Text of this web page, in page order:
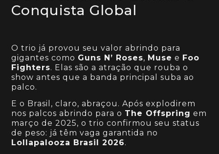
Conquista Global
O trio já provou seu valor abrindo para
gigantes como Guns N’ Roses, Muse e Foo
Fighters. Elas são a atração que rouba o
show antes que a banda principal suba ao
palco.
E o Brasil, claro, abraçou. Após explodirem
nos palcos abrindo para o The Offspring em
março de 2025, o trio confirmou seu status
de peso: já têm vaga garantida no
Lollapalooza Brasil 2026.